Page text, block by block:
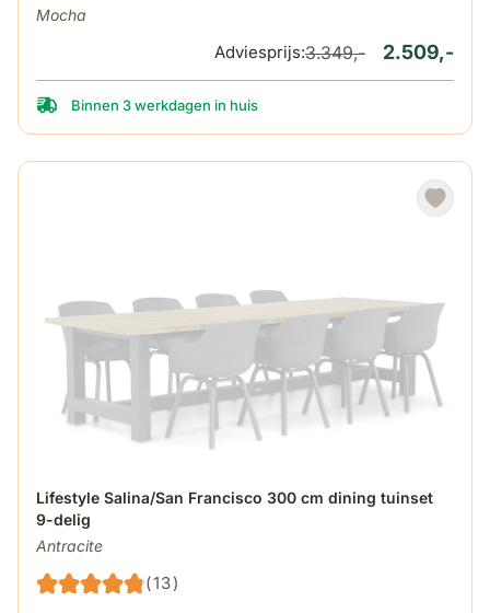
Mocha
2.509,-
Adviesprijs:3.349,-
Binnen 3 werkdagen in huis
Lifestyle Salina/San Francisco 300 cm dining tuinset
9-delig
Antracite
(13)
De prijs is afhankelijk van de gekozen opties op de